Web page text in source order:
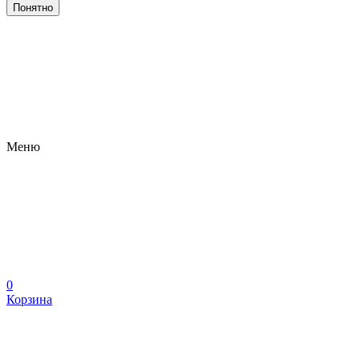
Понятно
Меню
0
Корзина